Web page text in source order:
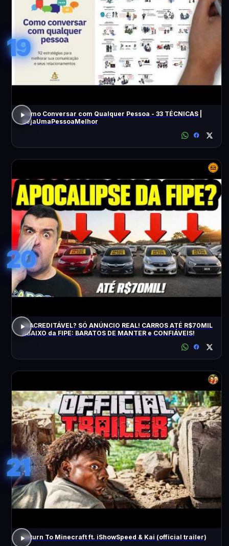
19
Como Conversar com Qualquer Pessoa - 33 TÉCNICAS |
SejaUmaPessoaMelhor
20
INACREDITÁVEL? SÓ ANÚNCIO REAL! CARROS ATÉ R$70MIL
ABAIXO da FIPE: BARATOS DE MANTER e CONFIÁVEIS!
21
Return To Minecraft ft. iShowSpeed & Kai (official trailer)